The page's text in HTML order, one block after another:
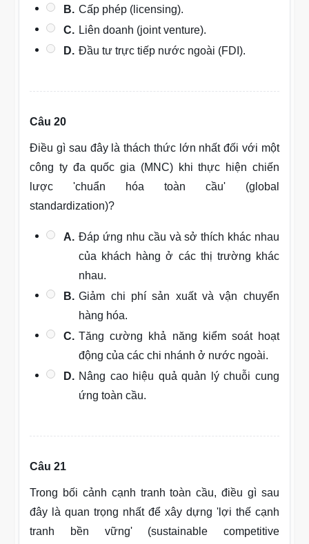
B. Cấp phép (licensing).
C. Liên doanh (joint venture).
D. Đầu tư trực tiếp nước ngoài (FDI).
Câu 20
Điều gì sau đây là thách thức lớn nhất đối với một
công ty đa quốc gia (MNC) khi thực hiện chiến
lược 'chuẩn hóa toàn cầu' (global
standardization)?
A. Đáp ứng nhu cầu và sở thích khác nhau
của khách hàng ở các thị trường khác
nhau.
B. Giảm chi phí sản xuất và vận chuyển
hàng hóa.
C. Tăng cường khả năng kiểm soát hoạt
động của các chi nhánh ở nước ngoài.
D. Nâng cao hiệu quả quản lý chuỗi cung
ứng toàn cầu.
Câu 21
Trong bối cảnh cạnh tranh toàn cầu, điều gì sau
đây là quan trọng nhất để xây dựng 'lợi thế cạnh
tranh bền vững' (sustainable competitive